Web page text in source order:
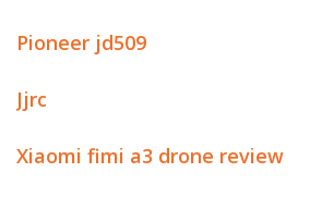
Pioneer jd509
Jjrc
Xiaomi fimi a3 drone review